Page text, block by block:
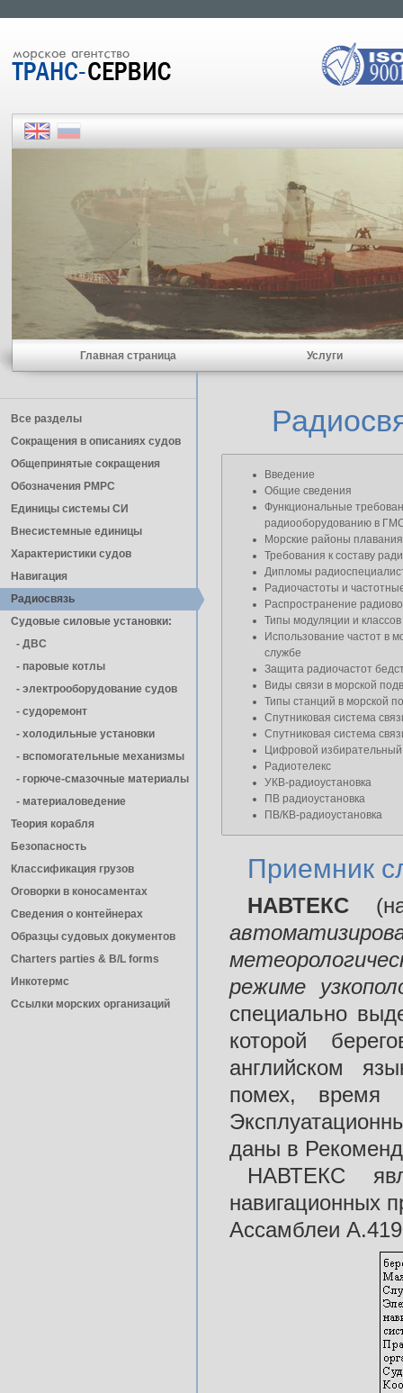
Главная страница Услуги
Все разделы
Сокращения в описаниях судов
Общепринятые сокращения
Обозначения РМРС
Единицы cистемы СИ
Внесистемные единицы
Характеристики судов
Навигация
Радиосвязь
Судовые силовые установки:
- ДВС
- паровые котлы
- электрооборудование судов
- cудоремонт
- холодильные установки
- вспомогательные механизмы
- горюче-смазочные материалы
- материаловедение
Теория корабля
Безопасность
Классификация грузов
Оговорки в коносаментах
Сведения о контейнерах
Образцы судовых документов
Charters parties & B/L forms
Инкотермс
Ссылки морских организаций
Введение
Общие сведения
Функциональные
радиооборудованию в
Морские районы плавания
Требования к составу
Дипломы
Радиочастоты и
Распространение
Типы модуляции и
Использование частот в
службе
Защита радиочастот
Виды связи в морской
Типы станций в морской
Спутниковая система
Спутниковая система
Цифровой
Радиотелекс
УКВ-радиоустановка
ПВ радиоустановка
ПВ/КВ-радиоустановка
Приемник
НАВТЕКС
режиме
специально
которой
английском
помех, время
даны в
НАВТЕКС
навигационных
Ассамблеи